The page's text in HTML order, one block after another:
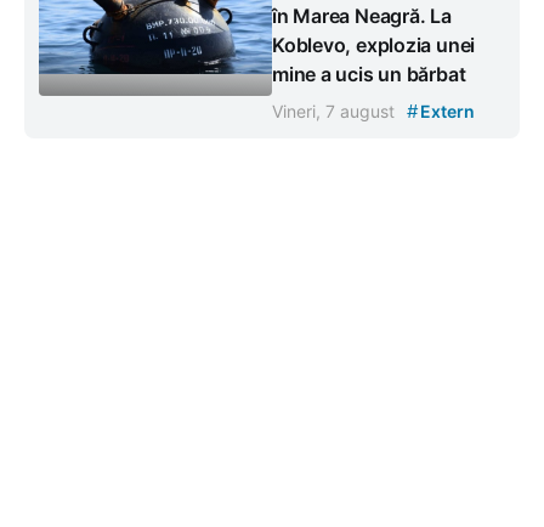
în Marea Neagră. La
Koblevo, explozia unei
mine a ucis un bărbat
Vineri, 7 august #Extern